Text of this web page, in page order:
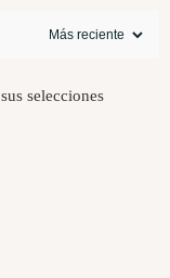
selecciones